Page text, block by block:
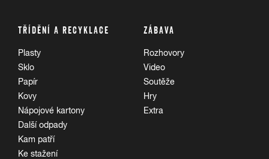
TŘÍDĚNÍ A RECYKLACE
Plasty
Sklo
Papír
Kovy
Nápojové kartony
Další odpady
Kam patří
Ke stažení
ZÁBAVA
Rozhovory
Video
Soutěže
Hry
Extra